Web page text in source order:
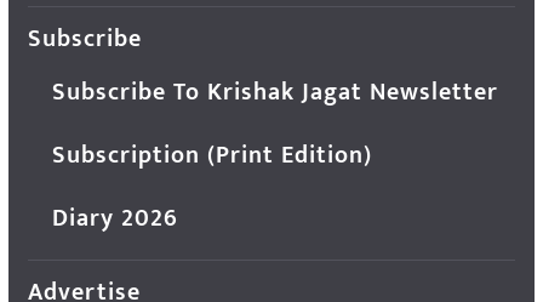
Subscribe
Subscribe To Krishak Jagat Newsletter
Subscription (Print Edition)
Diary 2026
Advertise